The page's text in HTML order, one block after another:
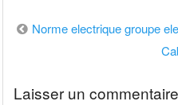
Navigation
Norme electrique groupe
Laisser un commentaire